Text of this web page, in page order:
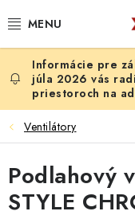
na
REALIZÁCIE &
AKCIE A NOVINKY
NÁRADIE PODĽA
júla 2026 vás
priestoroch na
Ventilátory
Podlahový
STYLE